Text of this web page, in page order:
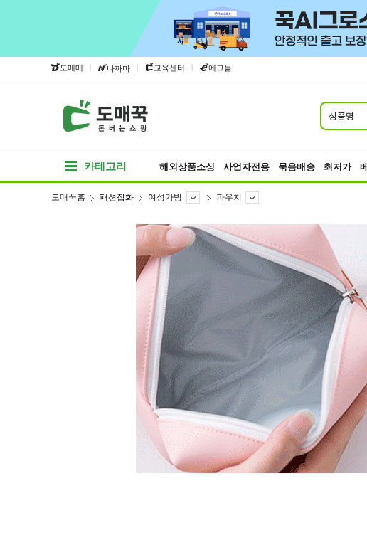
도매매 | 나까마 | 교육센터 | 에그돔
상품명
카테고리 해외상품소싱 사업자전용 묶음배송 최저가
도매꾹홈 패션잡화 여성가방 파우치